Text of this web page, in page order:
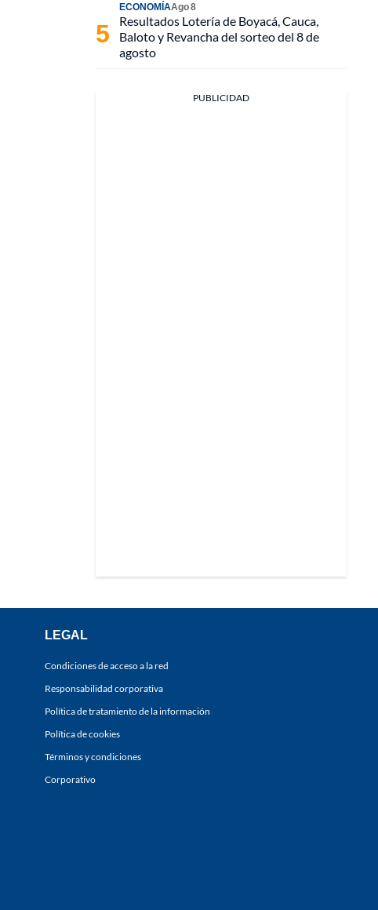
ECONOMÍAAgo 8
Resultados Lotería de Boyacá, Cauca,
Baloto y Revancha del sorteo del 8 de
agosto
PUBLICIDAD
LEGAL
Condiciones de acceso a la red
Responsabilidad corporativa
Política de tratamiento de la información
Política de cookies
Términos y condiciones
Corporativo